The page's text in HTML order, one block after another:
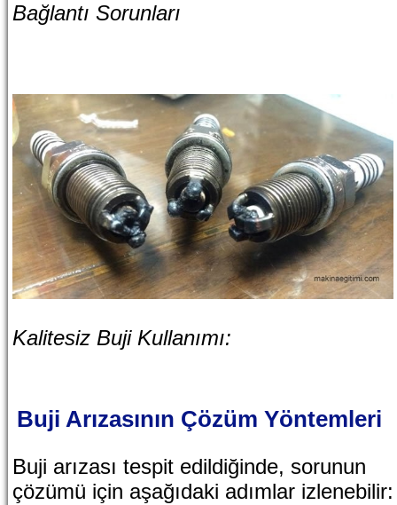
Bağlantı Sorunları
Kalitesiz Buji Kullanımı:
Buji Arızasının Çözüm Yöntemleri
Buji arızası tespit edildiğinde, sorunun
çözümü için aşağıdaki adımlar izlenebilir: